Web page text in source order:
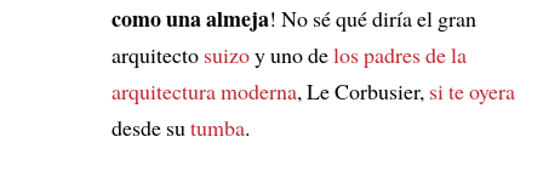
como una almeja! No sé qué diría el gran
arquitecto suizoy uno delos padres de la
arquitectura moderna, Le Corbusier, si te oyera
desde su tumba.